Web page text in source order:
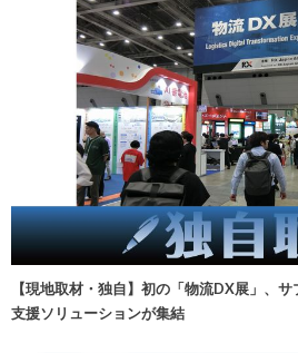
【現地取材・独自】初の「物流DX展」、
支援ソリューションが集結